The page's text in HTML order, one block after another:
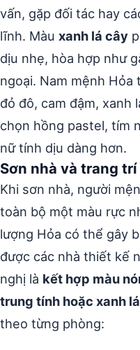
vấn, gặp đối tác hay
lĩnh. Màu xanh lá cây
dịu nhẹ, hòa hợp như
ngoại. Nam mệnh
đỏ đô, cam đậm, xanh
chọn hồng pastel, tím
nữ tính dịu dàng hơn.
Sơn nhà và trang
Khi sơn nhà, người
toàn bộ một màu rực
lượng Hỏa có thể gây
được các nhà thiết kế
nghị là kết hợp màu
trung tính hoặc xanh lá
theo từng phòng: